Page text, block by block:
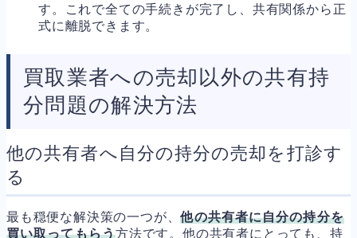
す。これで全ての手続きが完了し、共有関係から正
式に離脱できます。
買取業者への売却以外の共有持
分問題の解決方法
他の共有者へ自分の持分の売却を打診す
る
最も穏便な解決策の一つが、他の共有者に自分の持分を
買い取ってもらう方法です。他の共有者にとっても、持